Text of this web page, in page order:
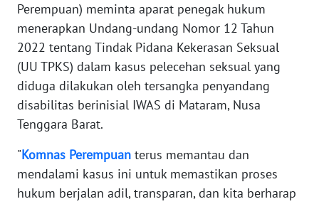
Perempuan) meminta aparat penegak hukum
menerapkan Undang-undang Nomor 12 Tahun
2022 tentang Tindak Pidana Kekerasan Seksual
(UU TPKS) dalam kasus pelecehan seksual yang
diduga dilakukan oleh tersangka penyandang
disabilitas berinisial IWAS di Mataram, Nusa
Tenggara Barat.
"Komnas Perempuan terus memantau dan
mendalami kasus ini untuk memastikan proses
hukum berjalan adil, transparan, dan kita berharap
Informasi
INDEKS
BERITA
KONTAK
KAMI
INFO